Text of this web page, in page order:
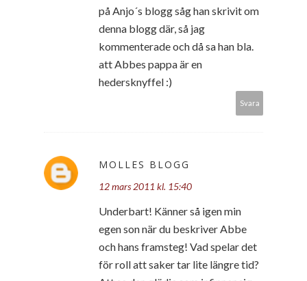
på Anjo´s blogg såg han skrivit om
denna blogg där, så jag
kommenterade och då sa han bla.
att Abbes pappa är en
hedersknyffel :)
Svara
MOLLES BLOGG
12 mars 2011 kl. 15:40
Underbart! Känner så igen min
egen son när du beskriver Abbe
och hans framsteg! Vad spelar det
för roll att saker tar lite längre tid?